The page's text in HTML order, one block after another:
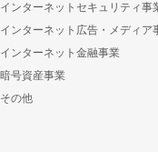
インターネットセキュリティ事
インターネット広告・メディア
インターネット金融事業
暗号資産事業
その他